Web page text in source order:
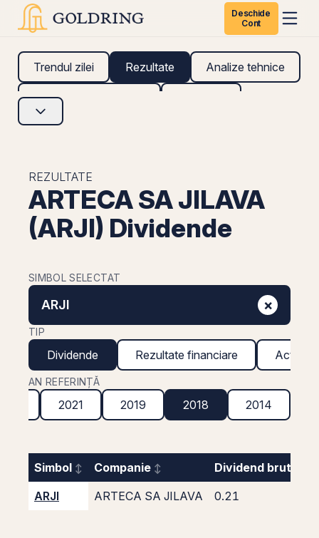
Deschide
Cont
Trendul zilei Rezultate Analize tehnice
Analize fundamentale
REZULTATE
ARTECA SA JILAVA
(ARJI) Dividende
SIMBOL SELECTAT
ARJI ×
TIP
Dividende Rezultate financiare Acțiuni
AN REFERINȚĂ
2021 2019 2018 2014
Simbol Companie Dividend brut
ARJI
ARTECA SA JILAVA 0.21